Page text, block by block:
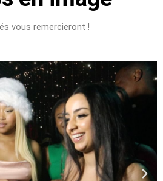
vous remercieront !